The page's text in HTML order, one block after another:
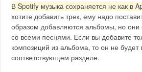
В Spotify музыка сохраняется не как в
хотите добавить трек, ему надо
образом добавляются альбомы, но они
со всеми песнями. Если вы добавите
композиций из альбома, то он не будет
соответствующем разделе.